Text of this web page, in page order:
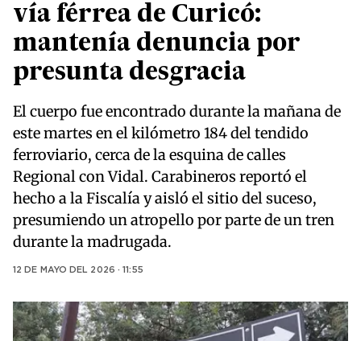
vía férrea de Curicó:
mantenía denuncia por
presunta desgracia
El cuerpo fue encontrado durante la mañana de
este martes en el kilómetro 184 del tendido
ferroviario, cerca de la esquina de calles
Regional con Vidal. Carabineros reportó el
hecho a la Fiscalía y aisló el sitio del suceso,
presumiendo un atropello por parte de un tren
durante la madrugada.
12 DE MAYO DEL 2026 · 11:55